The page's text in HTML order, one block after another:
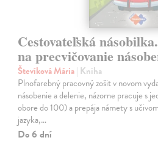
Cestovateľská
na precvičovanie
Števíková Mária| Kniha
Plnofarebný pracovný zošit v novom
násobenie a delenie, názorne pracuje s
obore do 100) a prepája námety s
jazyka,…
Do 6 dní